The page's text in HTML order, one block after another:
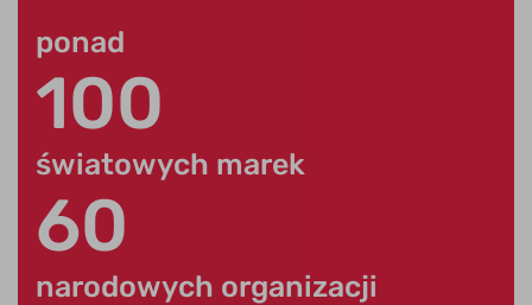
ponad
100
światowych marek
60
narodowych organizacji